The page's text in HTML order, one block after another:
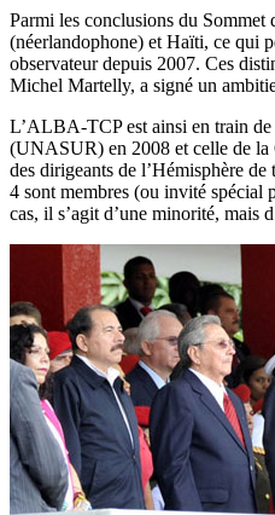
Parmi les conclusions du Sommet
(néerlandophone) et Haïti, ce qui
observateur depuis 2007. Ces
Michel Martelly, a signé un
L’ALBA-TCP est ainsi en train de
(UNASUR) en 2008 et celle de la
des dirigeants de l’Hémisphère
4 sont membres (ou invité
cas, il s’agit d’une minorité, mais